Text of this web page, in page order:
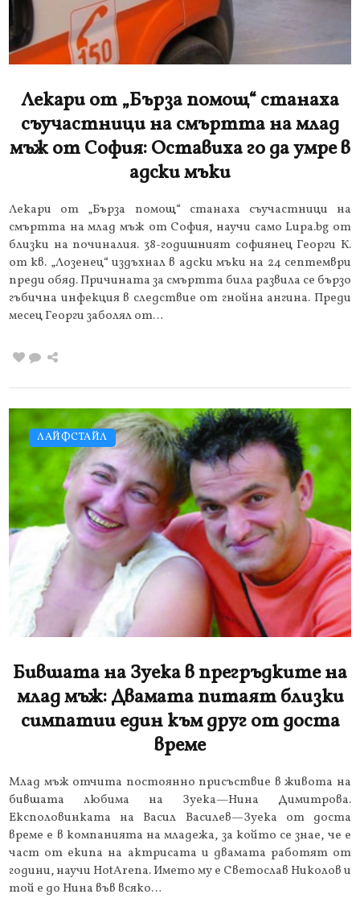
Лекари от „Бърза помощ“ станаха
съучастници на смъртта на млад
мъж от София: Оставиха го да умре в
адски мъки
Лекари от „Бърза помощ“ станаха съучастници на
смъртта на млад мъж от София, научи само Lupa.bg от
близки на починалия. 38-годишният софиянец Георги К.
от кв. „Лозенец“ издъхнал в адски мъки на 24 септември
преди обяд. Причината за смъртта била развила се бързо
гъбична инфекция в следствие от гнойна ангина. Преди
месец Георги заболял от…
ЛАЙФСТАЙЛ
Бившата на Зуека в прегръдките на
млад мъж: Двамата питаят близки
симпатии един към друг от доста
време
Млад мъж отчита постоянно присъствие в живота на
бившата любима на Зуека—Нина Димитрова.
Експоловинката на Васил Василев—Зуека от доста
време е в компанията на младежа, за който се знае, че е
част от екипа на актрисата и двамата работят от
години, научи HotArena. Името му е Светослав Николов и
той е до Нина във всяко…